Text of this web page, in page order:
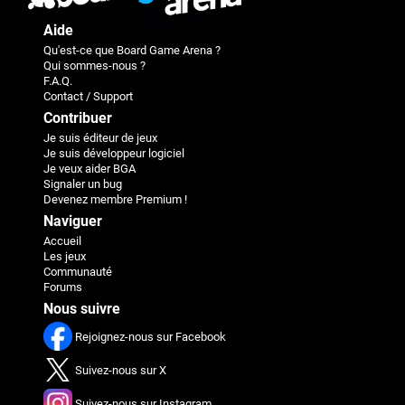
Aide
Qu'est-ce que Board Game Arena ?
Qui sommes-nous ?
F.A.Q.
Contact / Support
Contribuer
Je suis éditeur de jeux
Je suis développeur logiciel
Je veux aider BGA
Signaler un bug
Devenez membre Premium !
Naviguer
Accueil
Les jeux
Communauté
Forums
Nous suivre
Rejoignez-nous sur Facebook
Suivez-nous sur X